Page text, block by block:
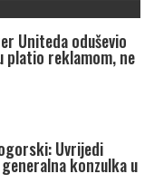
Uniteda oduševio
platio reklamom, ne
Uvrijedi
konzulka u